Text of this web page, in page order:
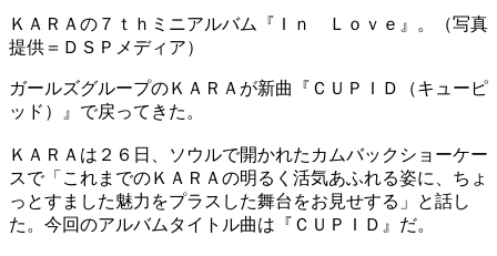
ＫＡＲＡの７ｔｈミニアルバム『Ｉｎ Ｌｏｖｅ』。（写真
提供＝ＤＳＰメディア）
ガールズグループのＫＡＲＡが新曲『ＣＵＰＩＤ（キューピ
ッド）』で戻ってきた。
ＫＡＲＡは２６日、ソウルで開かれたカムバックショーケー
スで「これまでのＫＡＲＡの明るく活気あふれる姿に、ちょ
っとすました魅力をプラスした舞台をお見せする」と話し
た。今回のアルバムタイトル曲は『ＣＵＰＩＤ』だ。